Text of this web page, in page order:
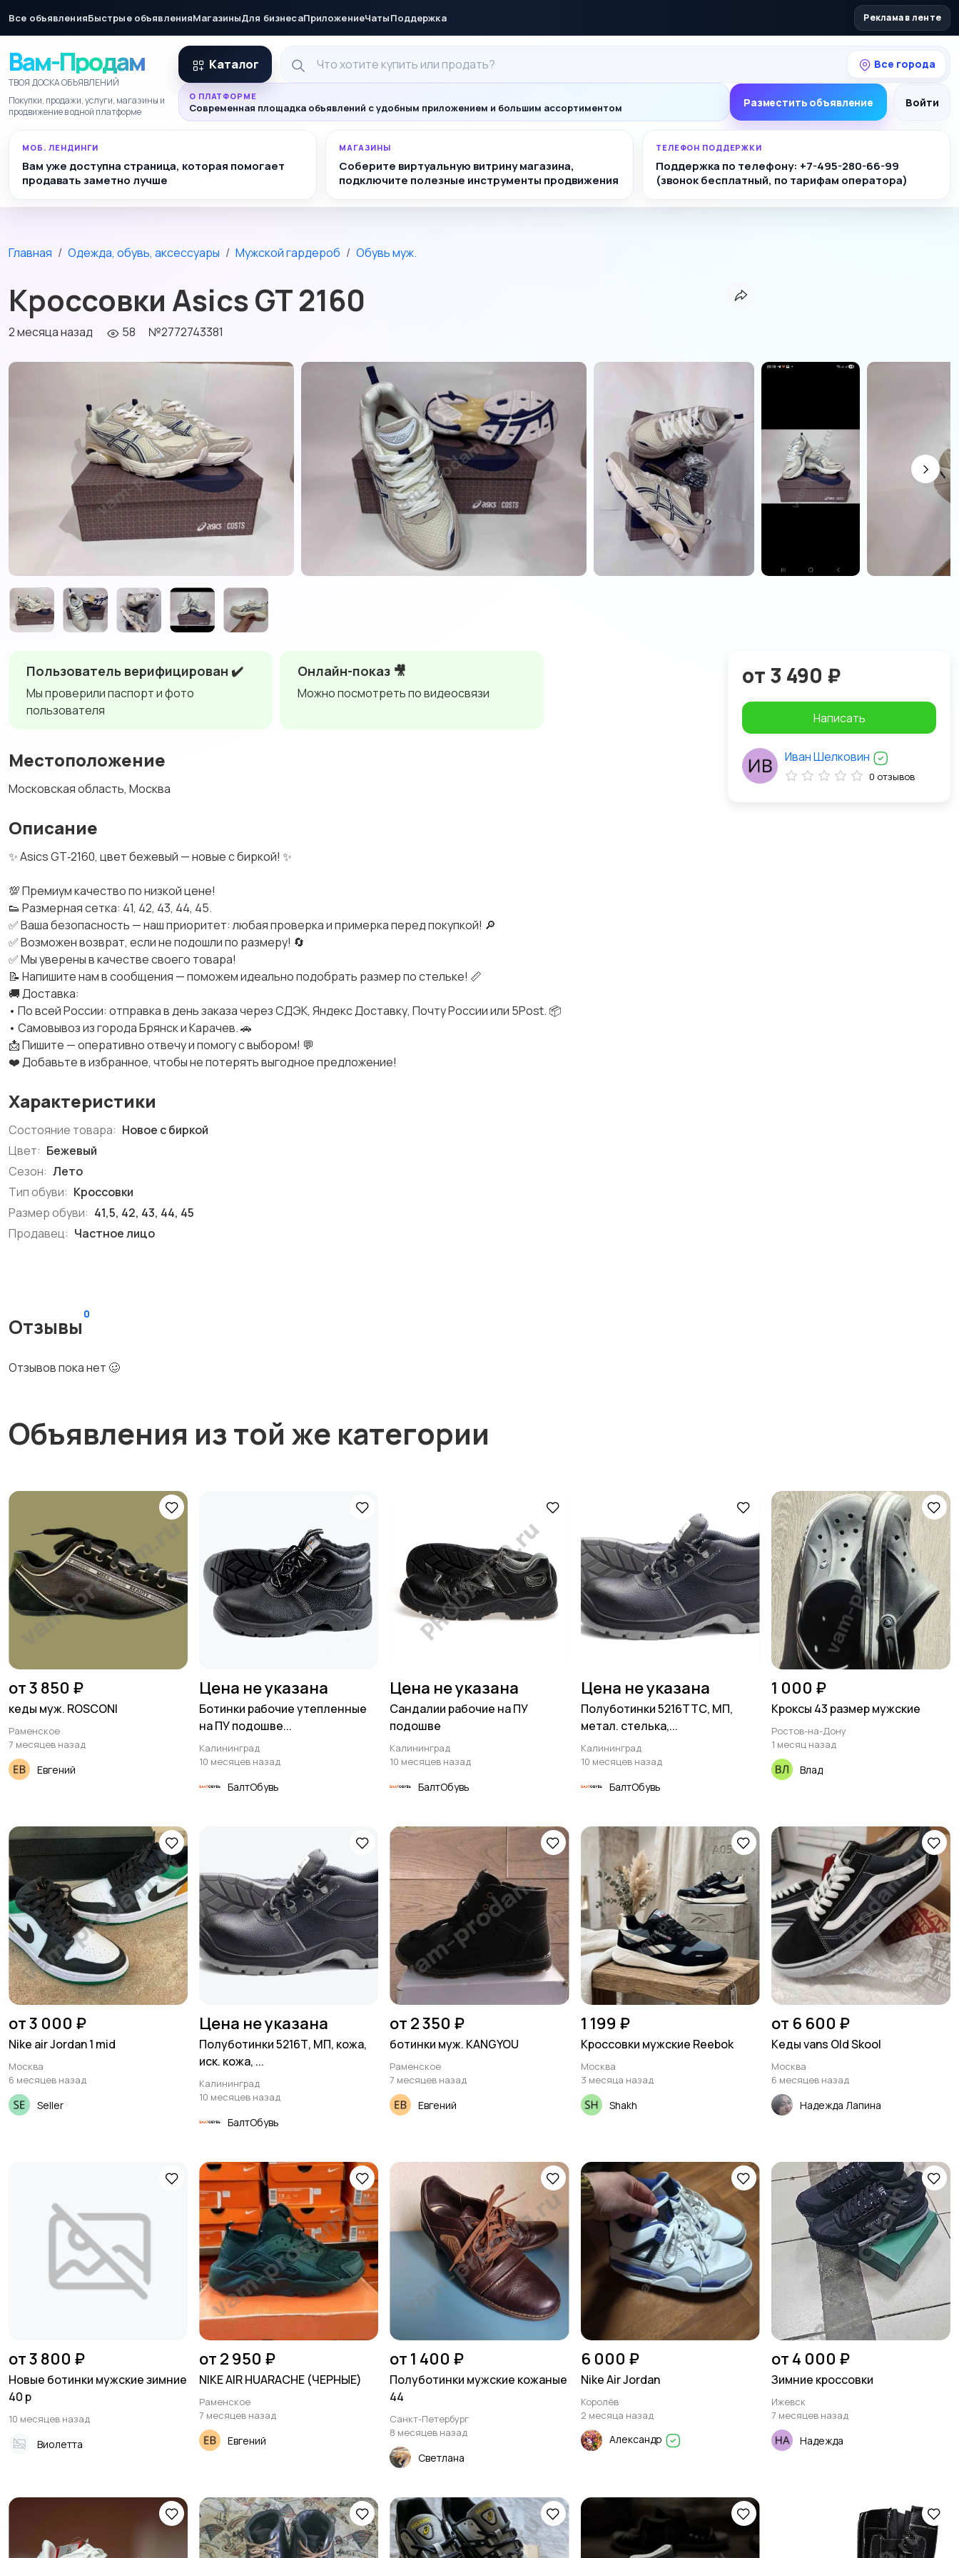
Все объявленияБыстрые объявленияМагазиныДля бизнесаПриложениеЧатыПоддержка Реклама в ленте
Вам-Продам
ТВОЯ ДОСКА ОБЪЯВЛЕНИЙ
Покупки, продажи, услуги, магазины и
продвижение в одной платформе
Каталог Все города
О ПЛАТФОРМЕ
Современная площадка объявлений с удобным приложением и большим ассортиментом Разместить объявление Войти
МОБ. ЛЕНДИНГИ
Вам уже доступна страница, которая помогает
продавать заметно лучше
МАГАЗИНЫ
Соберите виртуальную витрину магазина,
подключите полезные инструменты продвижения
ТЕЛЕФОН ПОДДЕРЖКИ
Поддержка по телефону: +7-495-280-66-99
(звонок бесплатный, по тарифам оператора)
Главная Одежда, обувь, аксессуары Мужской гардероб Обувь муж.
Кроссовки Asics GT 2160
2 месяца назад 58 №2772743381
Пользователь верифицирован ✔️
Мы проверили паспорт и фото
пользователя
Онлайн-показ 🎥
Можно посмотреть по видеосвязи
Местоположение
Московская область, Москва
Описание
✨ Asics GT‑2160, цвет бежевый — новые с биркой! ✨
💯 Премиум качество по низкой цене!
👟 Размерная сетка: 41, 42, 43, 44, 45.
✅ Ваша безопасность — наш приоритет: любая проверка и примерка перед покупкой! 🔎
✅ Возможен возврат, если не подошли по размеру! 🔄
✅ Мы уверены в качестве своего товара!
📝 Напишите нам в сообщения — поможем идеально подобрать размер по стельке! 📏
🚚 Доставка:
• По всей России: отправка в день заказа через СДЭК, Яндекс Доставку, Почту России или 5Post. 📦
• Самовывоз из города Брянск и Карачев. 🚗
📩 Пишите — оперативно отвечу и помогу с выбором! 💬
❤️ Добавьте в избранное, чтобы не потерять выгодное предложение!
Характеристики
Состояние товара: Новое с биркой
Цвет: Бежевый
Сезон: Лето
Тип обуви: Кроссовки
Размер обуви: 41,5, 42, 43, 44, 45
Продавец: Частное лицо
Отзывы
0
Отзывов пока нет 🥴
от 3 490 ₽
Написать
Иван Шелковин
0 отзывов
Объявления из той же категории
от 3 850 ₽
кеды муж. ROSCONI
Раменское
7 месяцев назад
Евгений
Цена не указана
Ботинки рабочие утепленные
на ПУ подошве...
Калининград
10 месяцев назад
БалтОбувь
Цена не указана
Сандалии рабочие на ПУ
подошве
Калининград
10 месяцев назад
БалтОбувь
Цена не указана
Полуботинки 5216ТТС, МП,
метал. стелька,...
Калининград
10 месяцев назад
БалтОбувь
1 000 ₽
Кроксы 43 размер мужские
Ростов-на-Дону
1 месяц назад
Влад
от 3 000 ₽
Nike air Jordan 1 mid
Москва
6 месяцев назад
Seller
Цена не указана
Полуботинки 5216Т, МП, кожа,
иск. кожа, ...
Калининград
10 месяцев назад
БалтОбувь
от 2 350 ₽
ботинки муж. KANGYOU
Раменское
7 месяцев назад
Евгений
1 199 ₽
Кроссовки мужские Reebok
Москва
3 месяца назад
Shakh
от 6 600 ₽
Кеды vans Оld Skool
Москва
6 месяцев назад
Надежда Лапина
от 3 800 ₽
Новые ботинки мужские зимние
40 р
10 месяцев назад
Виолетта
от 2 950 ₽
NIKE AIR HUARACHE (ЧЕРНЫЕ)
Раменское
7 месяцев назад
Евгений
от 1 400 ₽
Полуботинки мужские кожаные
44
Санкт-Петербург
8 месяцев назад
Светлана
6 000 ₽
Nike Air Jordan
Королёв
2 месяца назад
Александр
от 4 000 ₽
Зимние кроссовки
Ижевск
7 месяцев назад
Надежда